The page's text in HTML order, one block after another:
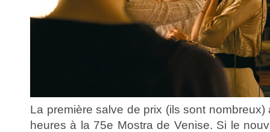
La première salve de prix (ils sont
heures à la 75e Mostra de Venise. Si le